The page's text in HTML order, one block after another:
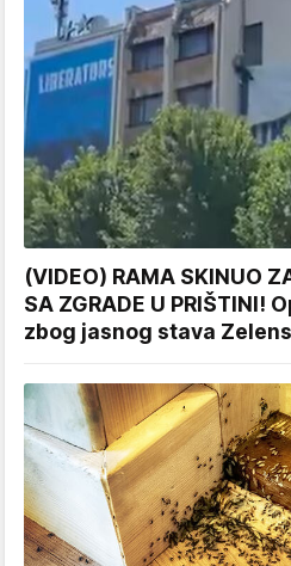
(VIDEO) RAMA SKINUO
SA ZGRADE U PRIŠTINI!
zbog jasnog stava